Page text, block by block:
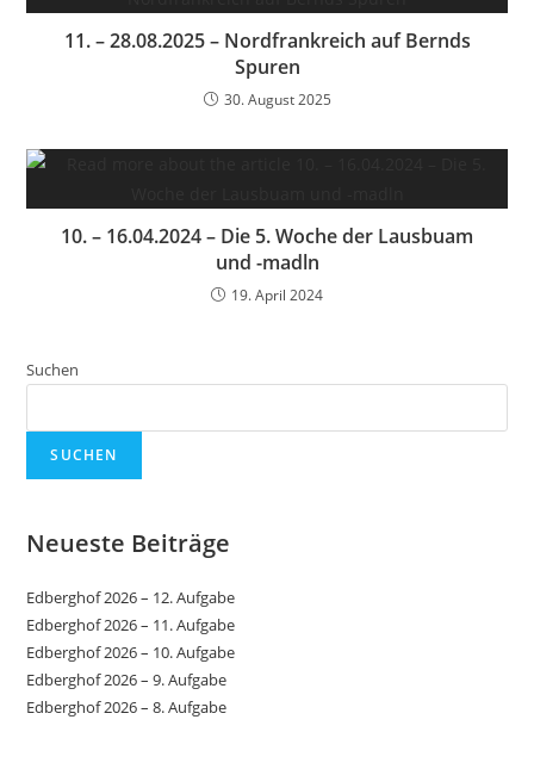
11. – 28.08.2025 – Nordfrankreich auf Bernds
Spuren
30. August 2025
10. – 16.04.2024 – Die 5. Woche der Lausbuam
und -madln
19. April 2024
Suchen
SUCHEN
Neueste Beiträge
Edberghof 2026 – 12. Aufgabe
Edberghof 2026 – 11. Aufgabe
Edberghof 2026 – 10. Aufgabe
Edberghof 2026 – 9. Aufgabe
Edberghof 2026 – 8. Aufgabe